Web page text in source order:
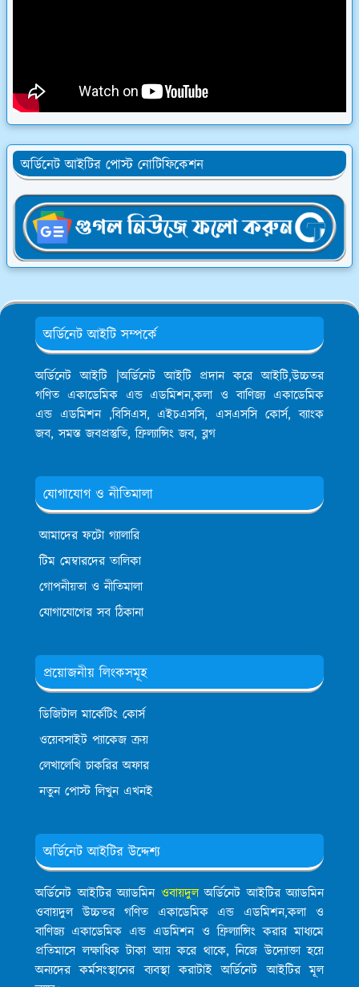
অর্ডিনেট আইটির পোস্ট নোটিফিকেশন
অর্ডিনেট আইটি সম্পর্কে
অর্ডিনেট আইটি |অর্ডিনেট আইটি প্রদান করে আইটি,উচ্চতর
গণিত একাডেমিক এন্ড এডমিশন,কলা ও বাণিজ্য একাডেমিক
এন্ড এডমিশন ,বিসিএস, এইচএসসি, এসএসসি কোর্স, ব্যাংক
জব, সমস্ত জবপ্রস্তুতি, ফ্রিল্যান্সিং জব, ব্লগ
যোগাযোগ ও নীতিমালা
আমাদের ফটো গ্যালারি
টিম মেম্বারদের তালিকা
গোপনীয়তা ও নীতিমালা
যোগাযোগের সব ঠিকানা
প্রয়োজনীয় লিংকসমূহ
ডিজিটাল মার্কেটিং কোর্স
ওয়েবসাইট প্যাকেজ ক্রয়
লেখালেখি চাকরির অফার
নতুন পোস্ট লিখুন এখনই
অর্ডিনেট আইটির উদ্দেশ্য
অর্ডিনেট আইটির অ্যাডমিন ওবায়দুলঅর্ডিনেট আইটির অ্যাডমিন
ওবায়দুল উচ্চতর গণিত একাডেমিক এন্ড এডমিশন,কলা ও
বাণিজ্য একাডেমিক এন্ড এডমিশন ও ফ্রিল্যান্সিং করার মাধ্যমে
প্রতিমাসে লক্ষাধিক টাকা আয় করে থাকে, নিজে উদ্যোক্তা হয়ে
অন্যদের কর্মসংস্থানের ব্যবস্থা করাটাই অর্ডিনেট আইটির মূল